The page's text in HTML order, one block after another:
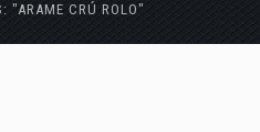
"ARAME CRÚ ROLO"